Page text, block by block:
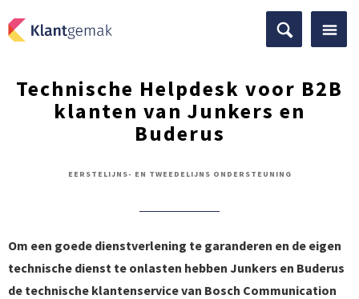
Technische Helpdesk voor B2B
klanten van Junkers en
Buderus
EERSTELIJNS- EN TWEEDELIJNS ONDERSTEUNING
Om een goede dienstverlening te garanderen en de eigen
technische dienst te onlasten hebben Junkers en Buderus
de technische klantenservice van Bosch Communication